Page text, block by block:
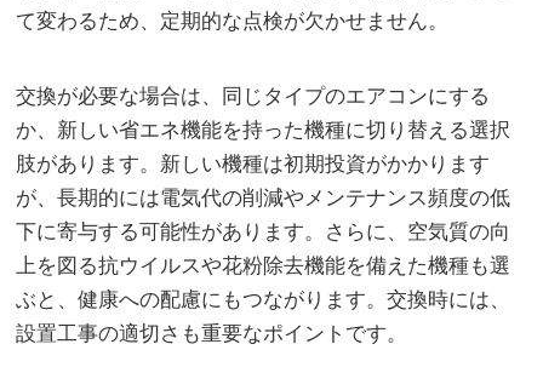
て変わるため、定期的な点検が欠かせません。
交換が必要な場合は、同じタイプのエアコンにする
か、新しい省エネ機能を持った機種に切り替える選択
肢があります。新しい機種は初期投資がかかります
が、長期的には電気代の削減やメンテナンス頻度の低
下に寄与する可能性があります。さらに、空気質の向
上を図る抗ウイルスや花粉除去機能を備えた機種も選
ぶと、健康への配慮にもつながります。交換時には、
設置工事の適切さも重要なポイントです。